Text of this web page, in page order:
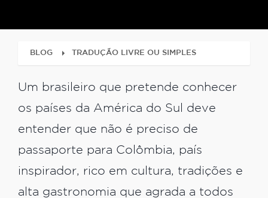
BLOG TRADUÇÃO LIVRE OU SIMPLES
Um brasileiro que pretende conhecer
os países da América do Sul deve
entender que não é preciso de
passaporte para Colômbia, país
inspirador, rico em cultura, tradições e
alta gastronomia que agrada a todos